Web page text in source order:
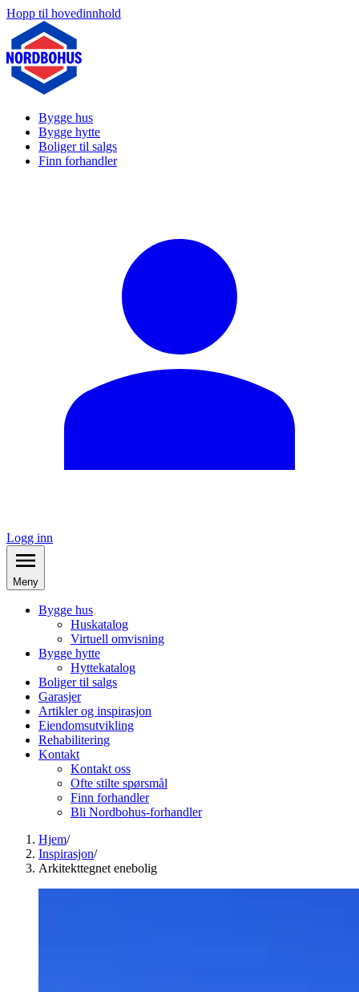
Hopp til hovedinnhold
Bygge hus
Bygge hytte
Boliger til salgs
Finn forhandler
Logg inn
Meny
Bygge hus
Huskatalog
Virtuell omvisning
Bygge hytte
Hyttekatalog
Boliger til salgs
Garasjer
Artikler og inspirasjon
Eiendomsutvikling
Rehabilitering
Kontakt
Kontakt oss
Ofte stilte spørsmål
Finn forhandler
Bli Nordbohus-forhandler
Hjem/
Inspirasjon/
Arkitekttegnet enebolig